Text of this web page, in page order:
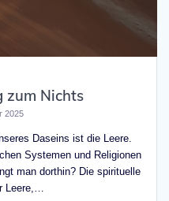
zum Nichts
2025
Daseins ist die Leere.
Systemen und Religionen
man dorthin? Die spirituelle
Leere,…